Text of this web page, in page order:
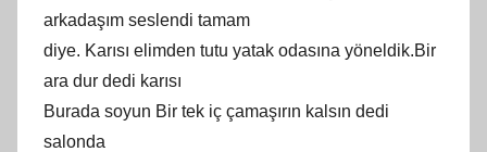
arkadaşım seslendi tamam
diye. Karısı elimden tutu yatak odasına yöneldik.Bir
ara dur dedi karısı
Burada soyun Bir tek iç çamaşırın kalsın dedi
salonda